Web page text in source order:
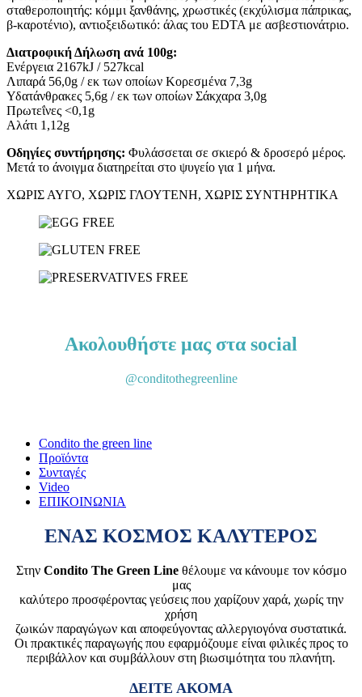
σταθεροποιητής: κόμμι ξανθάνης, χρωστικές (εκχύλισμα πάπρικας,
β-καροτένιο), αντιοξειδωτικό: άλας του EDTA με ασβεστιονάτριο.
Διατροφική Δήλωση ανά 100g:
Ενέργεια 2167kJ / 527kcal
Λιπαρά 56,0g / εκ των οποίων Κορεσμένα 7,3g
Υδατάνθρακες 5,6g / εκ των οποίων Σάκχαρα 3,0g
Πρωτεΐνες <0,1g
Αλάτι 1,12g
Οδηγίες συντήρησης: Φυλάσσεται σε σκιερό & δροσερό μέρος.
Μετά το άνοιγμα διατηρείται στο ψυγείο για 1 μήνα.
ΧΩΡΙΣ ΑΥΓO, ΧΩΡΙΣ ΓΛΟΥΤΕΝΗ, ΧΩΡΙΣ ΣΥΝΤΗΡΗΤΙΚΑ
Ακολουθήστε μας στα social
@conditothegreenline
Condito the green line
Προϊόντα
Συνταγές
Video
ΕΠΙΚΟΙΝΩΝΙΑ
ΕΝΑΣ ΚΟΣΜΟΣ ΚΑΛΥΤΕΡΟΣ
Στην Condito The Green Lineθέλουμε να κάνουμε τον κόσμο
μας
καλύτερο προσφέροντας γεύσεις που χαρίζουν χαρά, χωρίς την
χρήση
ζωικών παραγώγων και αποφεύγοντας αλλεργιογόνα συστατικά.
Οι πρακτικές παραγωγής που εφαρμόζουμε είναι φιλικές προς το
περιβάλλον και συμβάλλουν στη βιωσιμότητα του πλανήτη.
ΔΕΙΤΕ ΑΚΟΜΑ